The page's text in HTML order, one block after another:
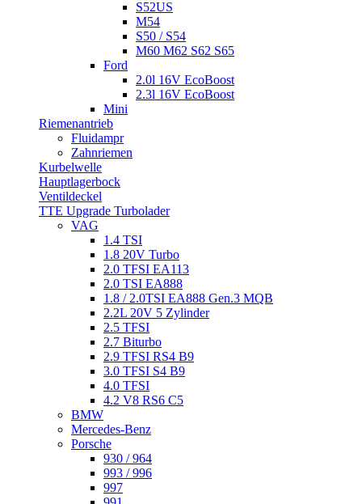
S52US
M54
S50 / S54
M60 M62 S62 S65
Ford
2.0l 16V EcoBoost
2.3l 16V EcoBoost
Mini
Riemenantrieb
Fluidampr
Zahnriemen
Kurbelwelle
Hauptlagerbock
Ventildeckel
TTE Upgrade Turbolader
VAG
1.4 TSI
1.8 20V Turbo
2.0 TFSI EA113
2.0 TSI EA888
1.8 / 2.0TSI EA888 Gen.3 MQB
2.2L 20V 5 Zylinder
2.5 TFSI
2.7 Biturbo
2.9 TFSI RS4 B9
3.0 TFSI S4 B9
4.0 TFSI
4.2 V8 RS6 C5
BMW
Mercedes-Benz
Porsche
930 / 964
993 / 996
997